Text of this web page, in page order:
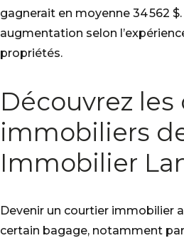
gagnerait en moyenne 34 562
augmentation selon
propriétés.
Découvrez
immobiliers
Immobilier
Devenir un courtier immobilier
certain bagage, notamment